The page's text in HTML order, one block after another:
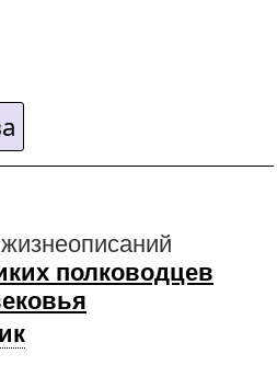
полководцев